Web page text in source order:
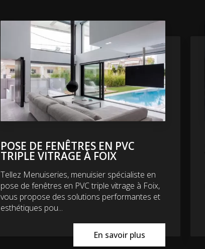
POSE DE FENÊTRES EN PVC
TRIPLE VITRAGE À FOIX
Tellez Menuiseries, menuisier spécialiste en
pose de fenêtres en PVC triple vitrage à Foix,
vous propose des solutions performantes et
esthétiques pou...
En savoir plus